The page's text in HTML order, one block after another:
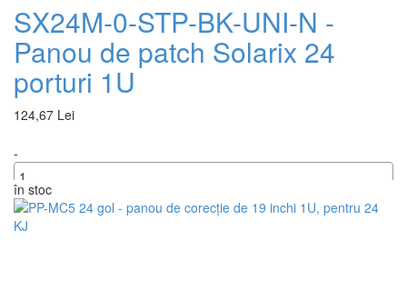
SX24M-0-STP-BK-UNI-N -
Panou de patch Solarix 24
porturi 1U
124,67 Lei
-
+
în stoc